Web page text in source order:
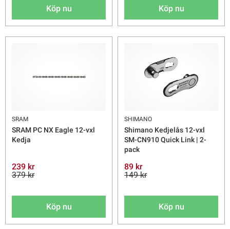
Köp nu Köp nu
SRAM
SRAM PC NX Eagle 12-vxl
Kedja
239 kr
379 kr
Köp nu
SHIMANO
Shimano Kedjelås 12-vxl
SM-CN910 Quick Link | 2-
pack
89 kr
149 kr
Köp nu